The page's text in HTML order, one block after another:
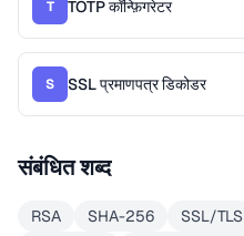
T TOTP कॉन्फ़िगरेटर
S SSL प्रमाणपत्र डिकोडर
संबंधित शब्द
RSA SHA-256 SSL/TLS